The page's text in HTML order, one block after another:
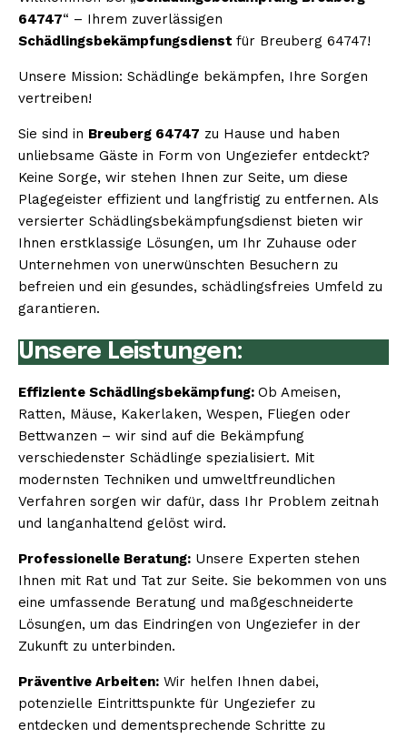
64747“ – Ihrem zuverlässigen
Schädlingsbekämpfungsdienst für Breuberg 64747!
Unsere Mission: Schädlinge bekämpfen, Ihre Sorgen
vertreiben!
Sie sind in Breuberg 64747 zu Hause und haben
unliebsame Gäste in Form von Ungeziefer entdeckt?
Keine Sorge, wir stehen Ihnen zur Seite, um diese
Plagegeister effizient und langfristig zu entfernen. Als
versierter Schädlingsbekämpfungsdienst bieten wir
Ihnen erstklassige Lösungen, um Ihr Zuhause oder
Unternehmen von unerwünschten Besuchern zu
befreien und ein gesundes, schädlingsfreies Umfeld zu
garantieren.
Unsere Leistungen:
Effiziente Schädlingsbekämpfung: Ob Ameisen,
Ratten, Mäuse, Kakerlaken, Wespen, Fliegen oder
Bettwanzen – wir sind auf die Bekämpfung
verschiedenster Schädlinge spezialisiert. Mit
modernsten Techniken und umweltfreundlichen
Verfahren sorgen wir dafür, dass Ihr Problem zeitnah
und langanhaltend gelöst wird.
Professionelle Beratung: Unsere Experten stehen
Ihnen mit Rat und Tat zur Seite. Sie bekommen von uns
eine umfassende Beratung und maßgeschneiderte
Lösungen, um das Eindringen von Ungeziefer in der
Zukunft zu unterbinden.
Präventive Arbeiten: Wir helfen Ihnen dabei,
potenzielle Eintrittspunkte für Ungeziefer zu
entdecken und dementsprechende Schritte zu